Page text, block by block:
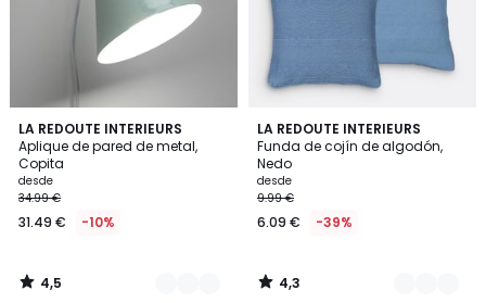
LA REDOUTE INTERIEURS
Aplique de pared de metal,
Copita
desde
34.99 €
31.49 € -10%
4,5
/ 5
7
Colores
4,5
/
LA REDOUTE INTERIEURS
Funda de cojín de algodón,
Nedo
desde
9.99 €
6.09 € -39%
4,3
/ 5
12
Colores
4,3
/